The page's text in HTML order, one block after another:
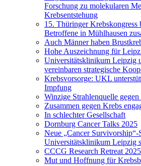
Forschung zu molekularen
Krebsentstehung
15. Thüringer Krebskongress
Betroffene in Mühlhausen
Auch Männer haben
Hohe Auszeichnung für
Universitätsklinikum Leipzig
vereinbaren strategische
Krebsvorsorge: UKL
Impfung
Winzige Strahlenquelle
Zusammen gegen Krebs
In schlechter Gesellschaft
Dornburg Cancer Talks 2025
Neue „Cancer Survivorship“-
Universitätsklinikum Leipzig
CCCG Research Retreat 2025
Mut und Hoffnung für